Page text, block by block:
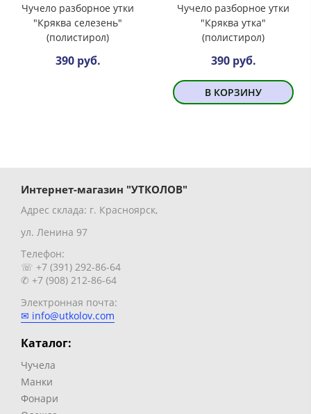
Чучело разборное утки
"Кряква селезень"
(полистирол)
390 руб.
Чучело разборное утки
"Кряква утка"
(полистирол)
390 руб.
В КОРЗИНУ
Интернет-магазин "УТКОЛОВ"
Адрес склада: г. Красноярск,
ул. Ленина 97
Телефон:
☏ +7 (391) 292-86-64
✆ +7 (908) 212-86-64
Электронная почта:
✉ info@utkolov.com
Каталог:
Чучела
Манки
Фонари